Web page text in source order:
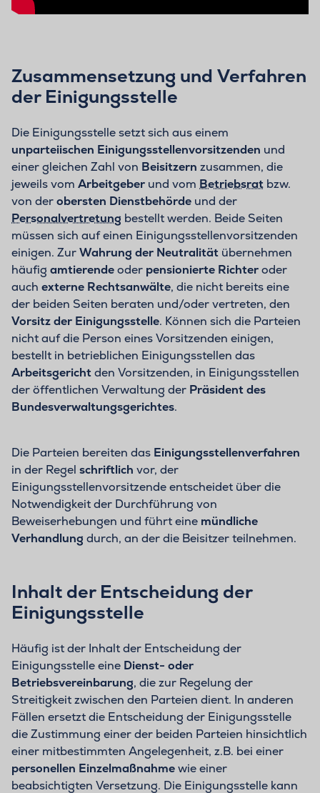
Zusammensetzung und Verfahren
der Einigungsstelle
Die Einigungsstelle setzt sich aus einem
unparteiischen Einigungsstellenvorsitzenden und
einer gleichen Zahl von Beisitzern zusammen, die
jeweils vom Arbeitgeber und vom Betriebsrat bzw.
von derobersten Dienstbehörde und der
Personalvertretung bestellt werden. Beide Seiten
müssen sich auf einen Einigungsstellenvorsitzenden
einigen. ZurWahrung der Neutralität übernehmen
häufig amtierendeoder pensionierte Richteroder
auch externe Rechtsanwälte, die nicht bereits eine
der beiden Seiten beraten und/oder vertreten, den
Vorsitz der Einigungsstelle. Können sich die Parteien
nicht auf die Person eines Vorsitzenden einigen,
bestellt in betrieblichen Einigungsstellen das
Arbeitsgerichtden Vorsitzenden, in Einigungsstellen
der öffentlichen Verwaltung der Präsident des
Bundesverwaltungsgerichtes.
Die Parteien bereiten das Einigungsstellenverfahren
in der Regel schriftlich vor, der
Einigungsstellenvorsitzende entscheidet über die
Notwendigkeit der Durchführung von
Beweiserhebungen und führt eine mündliche
Verhandlung durch, an der die Beisitzer teilnehmen.
Inhalt der Entscheidung der
Einigungsstelle
Häufig ist der Inhalt der Entscheidung der
Einigungsstelle eine Dienst- oder
Betriebsvereinbarung, die zur Regelung der
Streitigkeit zwischen den Parteien dient. In anderen
Fällen ersetzt die Entscheidung der Einigungsstelle
die Zustimmung einer der beiden Parteien hinsichtlich
einer mitbestimmten Angelegenheit, z.B. bei einer
personellen Einzelmaßnahmewie einer
beabsichtigten Versetzung. Die Einigungsstelle kann